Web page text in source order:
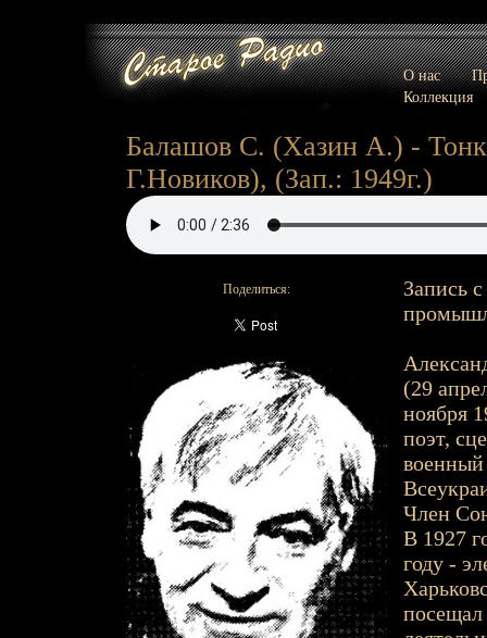
О нас
Коллекция
Балашов С. (Хазин А.) -
Г.Новиков), (Зап.: 1949г.)
Поделиться:
Запись
(29
ноября
поэт,
Член
В 1927
году -
посещал